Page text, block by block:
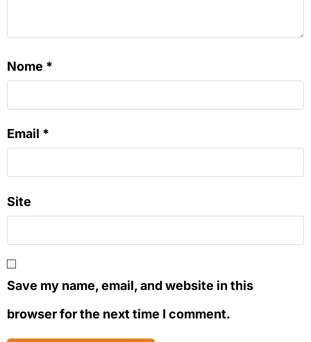
Nome *
Email *
Site
Save my name, email, and website in this
browser for the next time I comment.